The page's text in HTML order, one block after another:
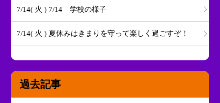
7/14( 火 ) 7/14 学校の様子
7/14( 火 ) 夏休みはきまりを守って楽しく過ごすぞ！
過去記事